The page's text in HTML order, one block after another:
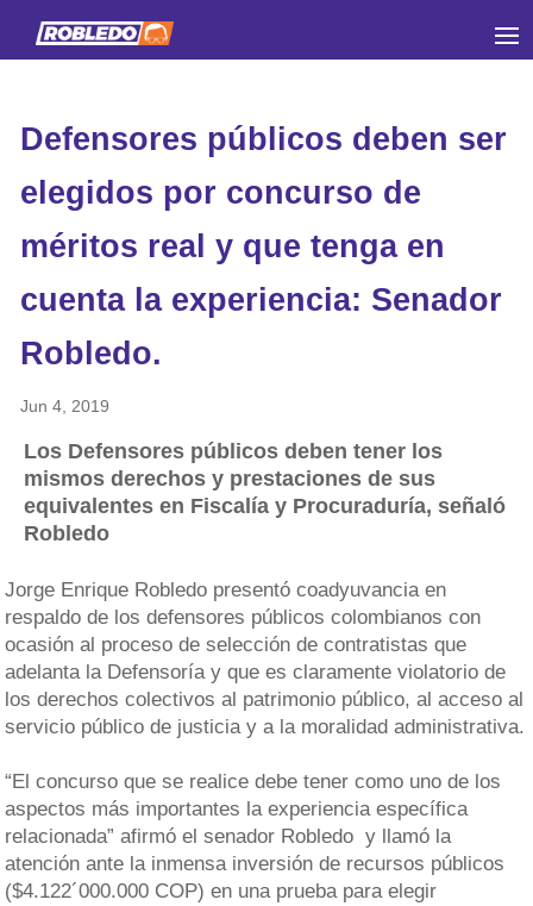
Defensores públicos deben ser
elegidos por concurso de
méritos real y que tenga en
cuenta la experiencia: Senador
Robledo.
Jun 4, 2019
Los Defensores públicos deben tener los
mismos derechos y prestaciones de sus
equivalentes en Fiscalía y Procuraduría, señaló
Robledo
Jorge Enrique Robledo presentó coadyuvancia en
respaldo de los defensores públicos colombianos con
ocasión al proceso de selección de contratistas que
adelanta la Defensoría y que es claramente violatorio de
los derechos colectivos al patrimonio público, al acceso al
servicio público de justicia y a la moralidad administrativa.
“El concurso que se realice debe tener como uno de los
aspectos más importantes la experiencia específica
relacionada” afirmó el senador Robledo y llamó la
atención ante la inmensa inversión de recursos públicos
($4.122´000.000 COP) en una prueba para elegir